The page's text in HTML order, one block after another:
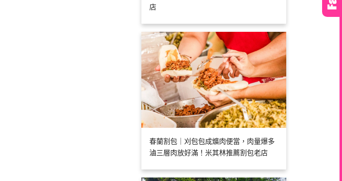
店
春蘭割包｜刈包包成爌肉便當，肉量爆多
滷三層肉放好滿！米其林推薦割包老店